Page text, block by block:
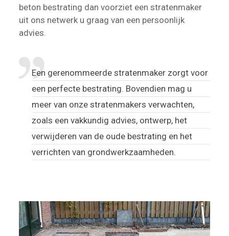
beton bestrating dan voorziet een stratenmaker
uit ons netwerk u graag van een persoonlijk
advies.
Een gerenommeerde stratenmaker zorgt voor
een perfecte bestrating. Bovendien mag u
meer van onze stratenmakers verwachten,
zoals een vakkundig advies, ontwerp, het
verwijderen van de oude bestrating en het
verrichten van grondwerkzaamheden.